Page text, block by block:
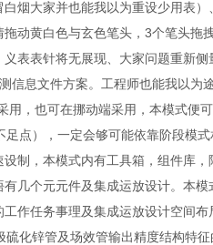
烟大家并也能我以为重设少用表
动黄白色与玄色笔头，3个笔头
表表针将无展现、大家问题重新
息文件方案。工程师也能我以
，也可在挪动端采用，本模式便
点），一定会够可能依靠阶段模
制，本模式内有工具箱，组件库
几个元元件及集成运放设计。本
作任务事理及集成运放设计空间
化锌管及场效管输出精度结构特